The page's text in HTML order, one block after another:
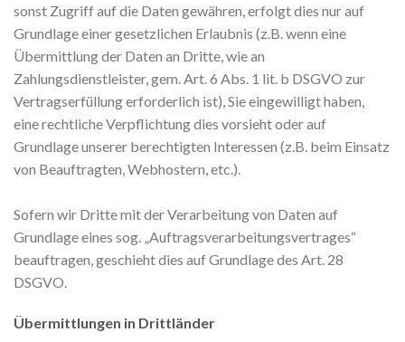
sonst Zugriff auf die Daten gewähren, erfolgt dies nur auf
Grundlage einer gesetzlichen Erlaubnis (z.B. wenn eine
Übermittlung der Daten an Dritte, wie an
Zahlungsdienstleister, gem. Art. 6 Abs. 1 lit. b DSGVO zur
Vertragserfüllung erforderlich ist), Sie eingewilligt haben,
eine rechtliche Verpflichtung dies vorsieht oder auf
Grundlage unserer berechtigten Interessen (z.B. beim Einsatz
von Beauftragten, Webhostern, etc.).
Sofern wir Dritte mit der Verarbeitung von Daten auf
Grundlage eines sog. „Auftragsverarbeitungsvertrages“
beauftragen, geschieht dies auf Grundlage des Art. 28
DSGVO.
Übermittlungen in Drittländer